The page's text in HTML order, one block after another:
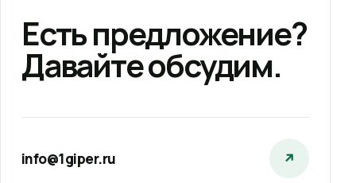
Есть предложение?
Давайте обсудим.
info@1giper.ru ↗